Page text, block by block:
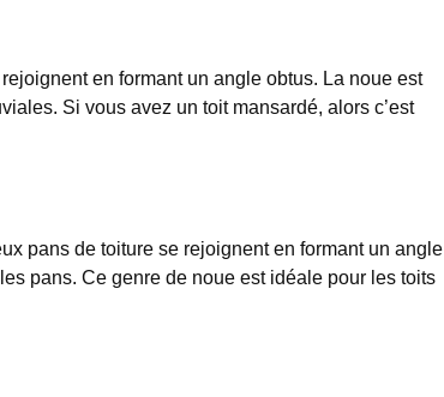
en formant un angle obtus. La noue est
Si vous avez un toit mansardé, alors c’est
pans de toiture se rejoignent en formant un angle
pans. Ce genre de noue est idéale pour les toits